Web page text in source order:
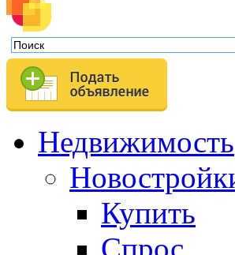
Недвижимость
Купить